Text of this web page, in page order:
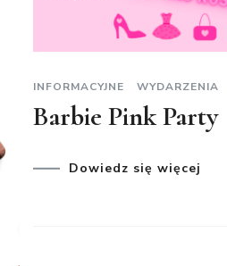
INFORMACYJNE WYDARZENIA
Barbie Pink Party
Dowiedz się więcej